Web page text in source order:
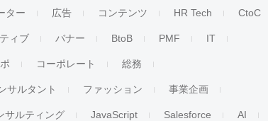
ター 広告 コンテンツ HR Tech CtoC
ィブ バナー BtoB PMF IT
コーポレート 総務
サルタント ファッション 事業企画
サルティング JavaScript Salesforce AI